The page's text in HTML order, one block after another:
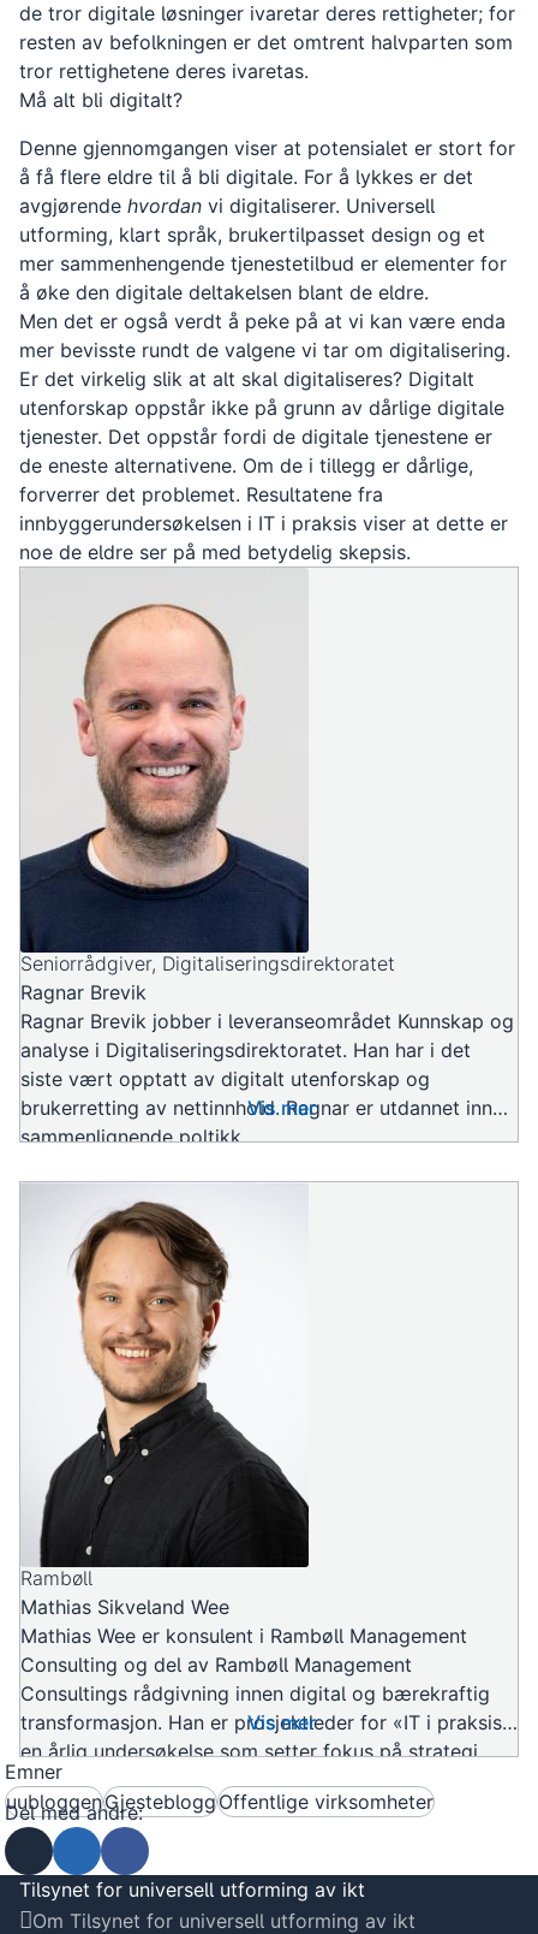
de tror digitale løsninger ivaretar deres rettigheter; for
resten av befolkningen er det omtrent halvparten som
tror rettighetene deres ivaretas.
Må alt bli digitalt?
Denne gjennomgangen viser at potensialet er stort for
å få flere eldre til å bli digitale. For å lykkes er det
avgjørende hvordan vi digitaliserer. Universell
utforming, klart språk, brukertilpasset design og et
mer sammenhengende tjenestetilbud er elementer for
å øke den digitale deltakelsen blant de eldre.
Men det er også verdt å peke på at vi kan være enda
mer bevisste rundt de valgene vi tar om digitalisering.
Er det virkelig slik at alt skal digitaliseres? Digitalt
utenforskap oppstår ikke på grunn av dårlige digitale
tjenester. Det oppstår fordi de digitale tjenestene er
de eneste alternativene. Om de i tillegg er dårlige,
forverrer det problemet. Resultatene fra
innbyggerundersøkelsen i IT i praksis viser at dette er
noe de eldre ser på med betydelig skepsis.
Vis mer
Seniorrådgiver, Digitaliseringsdirektoratet
Ragnar Brevik
Ragnar Brevik jobber i leveranseområdet Kunnskap og
analyse i Digitaliseringsdirektoratet. Han har i det
siste vært opptatt av digitalt utenforskap og
brukerretting av nettinnhold. Ragnar er utdannet innen
sammenlignende poltikk.
Vis mer
Rambøll
Mathias Sikveland Wee
Mathias Wee er konsulent i Rambøll Management
Consulting og del av Rambøll Management
Consultings rådgivning innen digital og bærekraftig
transformasjon. Han er prosjektleder for «IT i praksis»,
en årlig undersøkelse som setter fokus på strategi,
trender og erfaringer innen digitaliseringen i offentlig
sektor.
Emner
uubloggenGjestebloggOffentlige virksomheter
Del med andre:
Send som e-post
Del på Linkedin
Del på Facebook
Tilsynet for universell utforming av ikt
Om Tilsynet for universell utforming av ikt